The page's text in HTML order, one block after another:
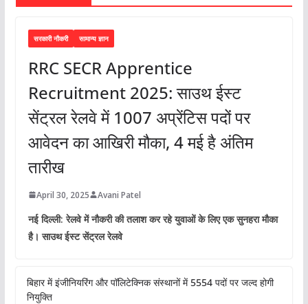
सरकारी नौकरी सामान्य ज्ञान
RRC SECR Apprentice
Recruitment 2025: साउथ ईस्ट
सेंट्रल रेलवे में 1007 अप्रेंटिस पदों पर
आवेदन का आखिरी मौका, 4 मई है अंतिम
तारीख
April 30, 2025 Avani Patel
नई दिल्ली: रेलवे में नौकरी की तलाश कर रहे युवाओं के लिए एक सुनहरा मौका
है। साउथ ईस्ट सेंट्रल रेलवे
बिहार में इंजीनियरिंग और पॉलिटेक्निक संस्थानों में 5554 पदों पर जल्द होगी
नियुक्ति